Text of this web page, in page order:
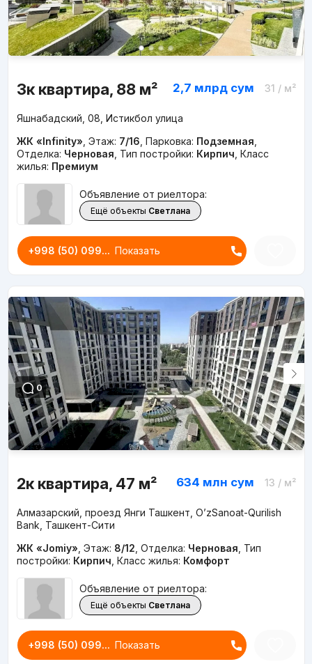
3к квартира, 88 м² 2,7 млрд сум 31 / м²
Яшнабадский, 08, Истикбол улица
ЖК «Infinity» Этаж: 7/16 Парковка: Подземная
Отделка: Черновая Тип постройки: Кирпич Класс
жилья: Премиум
Объявление от риелтора:
Ещё объекты Светлана
+998 (50) 099... Показать
0
2к квартира, 47 м² 634 млн сум 13 / м²
Алмазарский, проезд Янги Ташкент, O’zSanoat-Qurilish
Bank, Ташкент-Сити
ЖК «Jomiy» Этаж: 8/12 Отделка: Черновая Тип
постройки: Кирпич Класс жилья: Комфорт
Объявление от риелтора:
Ещё объекты Светлана
+998 (50) 099... Показать